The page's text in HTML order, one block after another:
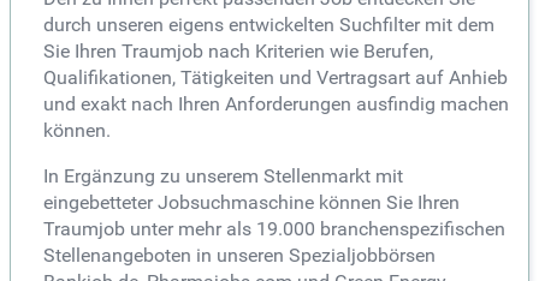
durch unseren eigens entwickelten Suchfilter mit dem
Sie Ihren Traumjob nach Kriterien wie Berufen,
Qualifikationen, Tätigkeiten und Vertragsart auf Anhieb
und exakt nach Ihren Anforderungen ausfindig machen
können.
In Ergänzung zu unserem Stellenmarkt mit
eingebetteter Jobsuchmaschine können Sie Ihren
Traumjob unter mehr als 19.000 branchenspezifischen
Stellenangeboten in unseren Spezialjobbörsen